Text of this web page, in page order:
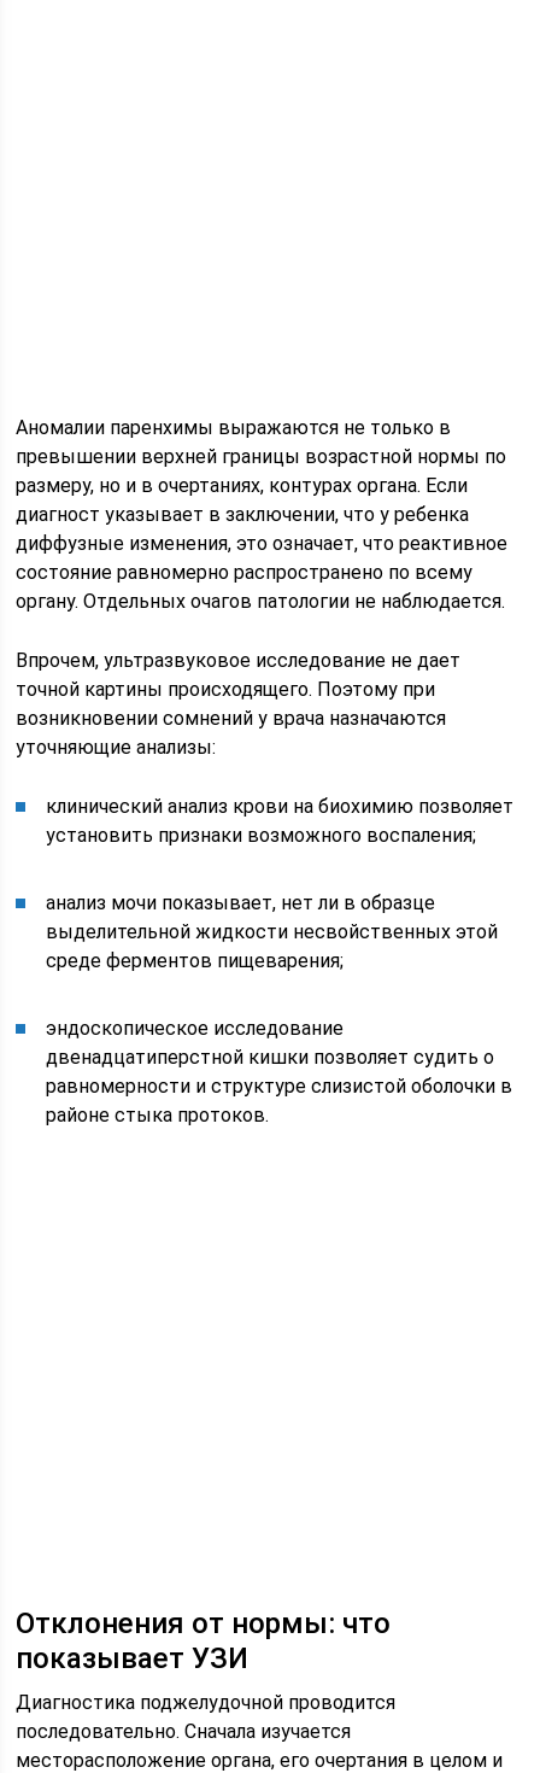
Аномалии паренхимы выражаются не только в
превышении верхней границы возрастной нормы по
размеру, но и в очертаниях, контурах органа. Если
диагност указывает в заключении, что у ребенка
диффузные изменения, это означает, что реактивное
состояние равномерно распространено по всему
органу. Отдельных очагов патологии не наблюдается.
Впрочем, ультразвуковое исследование не дает
точной картины происходящего. Поэтому при
возникновении сомнений у врача назначаются
уточняющие анализы:
клинический анализ крови на биохимию позволяет
установить признаки возможного воспаления;
анализ мочи показывает, нет ли в образце
выделительной жидкости несвойственных этой
среде ферментов пищеварения;
эндоскопическое исследование
двенадцатиперстной кишки позволяет судить о
равномерности и структуре слизистой оболочки в
районе стыка протоков.
Отклонения от нормы: что
показывает УЗИ
Диагностика поджелудочной проводится
последовательно. Сначала изучается
месторасположение органа, его очертания в целом и